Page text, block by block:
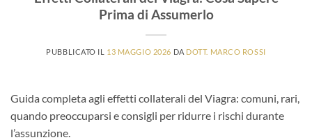
Prima di Assumerlo
PUBBLICATO IL 13 MAGGIO 2026 DA DOTT. MARCO ROSSI
Guida completa agli effetti collaterali del Viagra: comuni, rari,
quando preoccuparsi e consigli per ridurre i rischi durante
l’assunzione.